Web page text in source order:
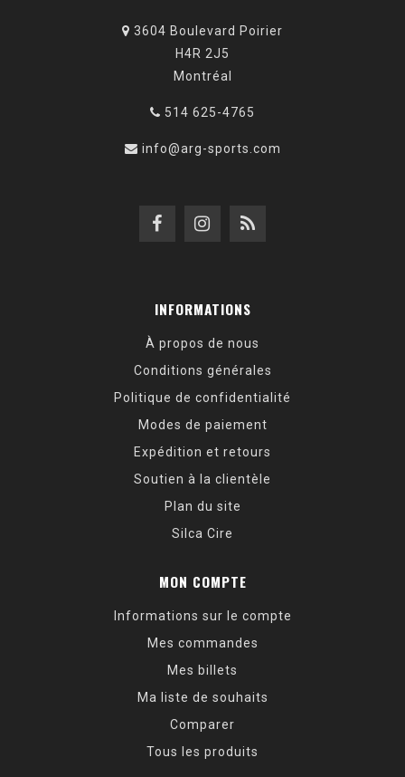
3604 Boulevard Poirier
H4R 2J5
Montréal
514 625-4765
info@arg-sports.com
INFORMATIONS
À propos de nous
Conditions générales
Politique de confidentialité
Modes de paiement
Expédition et retours
Soutien à la clientèle
Plan du site
Silca Cire
MON COMPTE
Informations sur le compte
Mes commandes
Mes billets
Ma liste de souhaits
Comparer
Tous les produits